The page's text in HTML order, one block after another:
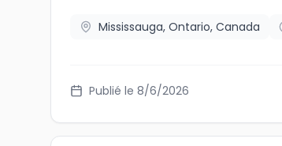
Mississauga, Ontario, Canada
Publié le 8/6/2026